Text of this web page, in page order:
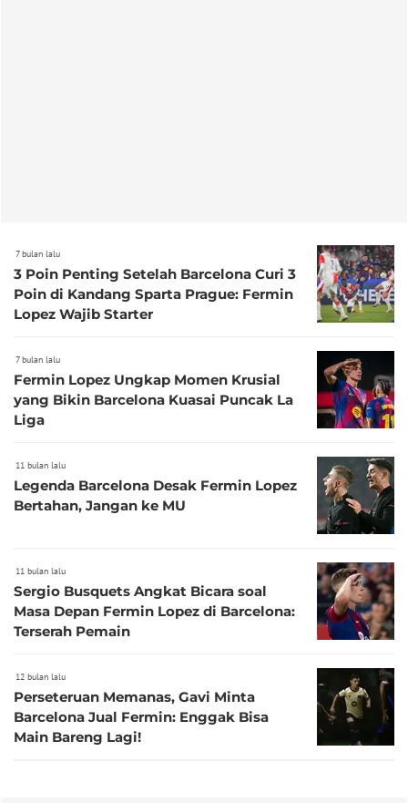
7 bulan lalu
3 Poin Penting Setelah Barcelona Curi 3
Poin di Kandang Sparta Prague: Fermin
Lopez Wajib Starter
7 bulan lalu
Fermin Lopez Ungkap Momen Krusial
yang Bikin Barcelona Kuasai Puncak La
Liga
11 bulan lalu
Legenda Barcelona Desak Fermin Lopez
Bertahan, Jangan ke MU
11 bulan lalu
Sergio Busquets Angkat Bicara soal
Masa Depan Fermin Lopez di Barcelona:
Terserah Pemain
12 bulan lalu
Perseteruan Memanas, Gavi Minta
Barcelona Jual Fermin: Enggak Bisa
Main Bareng Lagi!